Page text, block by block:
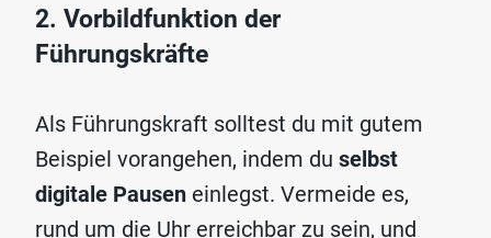
2. Vorbildfunktion der
Führungskräfte
Als Führungskraft solltest du mit gutem
Beispiel vorangehen, indem du selbst
digitale Pausen einlegst. Vermeide es,
rund um die Uhr erreichbar zu sein, und